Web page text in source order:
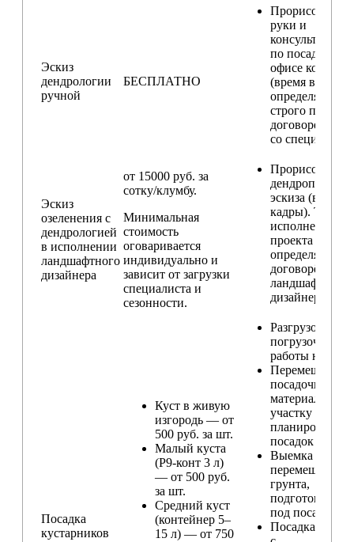
Эскиз
дендрологии
ручной
БЕСПЛАТНО
Прорисовка от
руки и
по посадкам в
офисе
(время встречи
определяется
строго по
со
Эскиз
озеленения с
дендрологией
в исполнении
ландшафтного
дизайнера
от 15000 руб. за
сотку/клумбу.
Минимальная
стоимость
оговаривается
индивидуально и
зависит от загрузки
специалиста и
сезонности.
Прорисовка
дендроплана и
эскиза
кадры).
исполнения
проекта
определяется
ландшафтным
дизайнером
Посадка
кустарников
Куст в живую
изгородь — от
500 руб. за шт.
Малый куста
(Р9-конт 3 л)
— от 500 руб.
за шт.
Средний куст
(контейнер 5–
15 л) — от 750
Разгрузо-
погрузочные
работы на
Перемещение
посадочного
материала по
участку и
планирование
посадок
Выемка и
перемещение
грунта,
подготовка
под посадку
Посадка